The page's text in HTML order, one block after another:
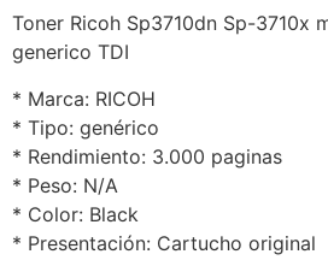
Toner Ricoh Sp3710dn Sp-3710x
generico TDI
* Marca: RICOH
* Tipo: genérico
* Rendimiento: 3.000 paginas
* Peso: N/A
* Color: Black
* Presentación: Cartucho original